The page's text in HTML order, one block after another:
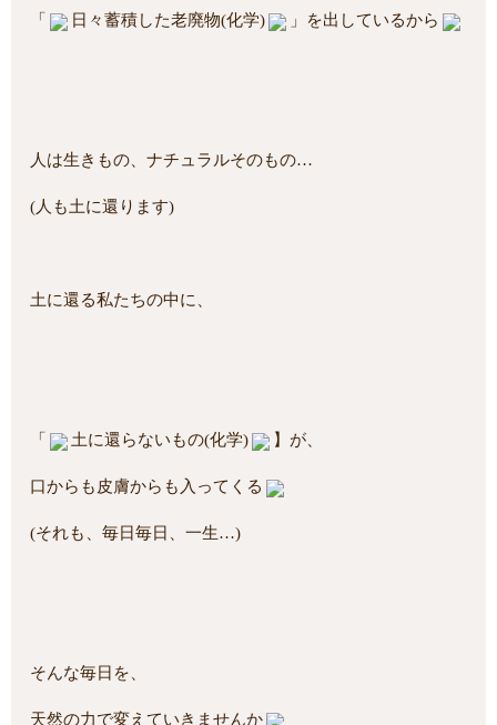
「 日々蓄積した老廃物(化学) 」を出しているから
人は生きもの、ナチュラルそのもの…
(人も土に還ります)
土に還る私たちの中に、
「 土に還らないもの(化学) 】が、
口からも皮膚からも入ってくる
(それも、毎日毎日、一生…)
そんな毎日を、
天然の力で変えていきませんか